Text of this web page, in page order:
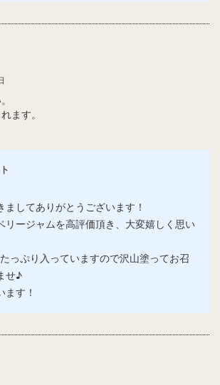
ます。
ましてありがとうございます！
リージャムを高評価頂き、大変嬉しく思い
っぷり入っていますので沢山塗ってお召
せ♪
ます！